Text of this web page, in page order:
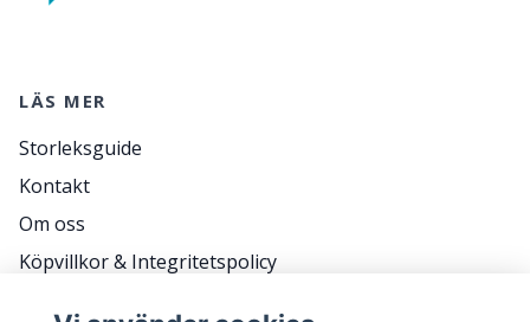
LÄS MER
Storleksguide
Kontakt
Om oss
Köpvillkor & Integritetspolicy